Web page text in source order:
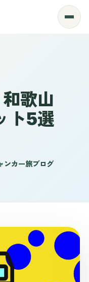
Menu
歌山
ト5選
ンカー旅ブログ